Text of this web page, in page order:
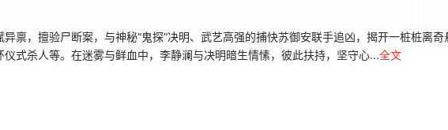
禀，擅验尸断案，与神秘“鬼探”决明、武艺高强的捕快苏御安联手追凶，揭开一桩桩离
式杀人等。在迷雾与鲜血中，李静澜与决明暗生情愫，彼此扶持，坚守心...全文